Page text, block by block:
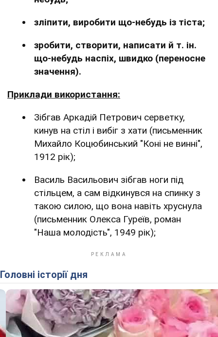
зліпити, виробити що-небудь із тіста;
зробити, створити, написати й т. ін.
що-небудь наспіх, швидко (переносне
значення).
Приклади використання:
Зібгав Аркадій Петрович серветку,
кинув на стіл і вибіг з хати (письменник
Михайло Коцюбинський "Коні не винні",
1912 рік);
Василь Васильович зібгав ноги під
стільцем, а сам відкинувся на спинку з
такою силою, що вона навіть хруснула
(письменник Олекса Гуреїв, роман
"Наша молодість", 1949 рік);
Головні історії дня